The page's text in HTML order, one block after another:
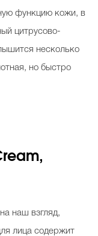
функцию кожи, в
цитрусово-
несколько
но быстро
наш взгляд,
лица содержит